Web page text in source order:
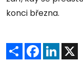
konci března.
Sdílet Facebook
LinkedIn